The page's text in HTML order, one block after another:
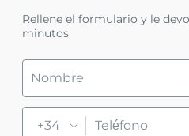
Rellene el formulario y le
minutos
+34